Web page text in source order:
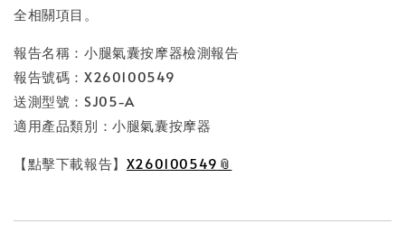
全相關項目。
報告名稱：小腿氣囊按摩器檢測報告
報告號碼：X260100549
送測型號：SJ05-A
適用產品類別：小腿氣囊按摩器
【點擊下載報告】 X260100549